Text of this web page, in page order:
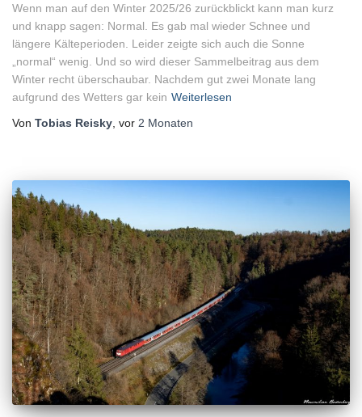
Wenn man auf den Winter 2025/26 zurückblickt kann man kurz
und knapp sagen: Normal. Es gab mal wieder Schnee und
längere Kälteperioden. Leider zeigte sich auch die Sonne
„normal“ wenig. Und so wird dieser Sammelbeitrag aus dem
Winter recht überschaubar. Nachdem gut zwei Monate lang
aufgrund des Wetters gar kein Weiterlesen
Von Tobias Reisky , vor 2 Monaten